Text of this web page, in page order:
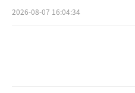
2026-08-07 16:04:34